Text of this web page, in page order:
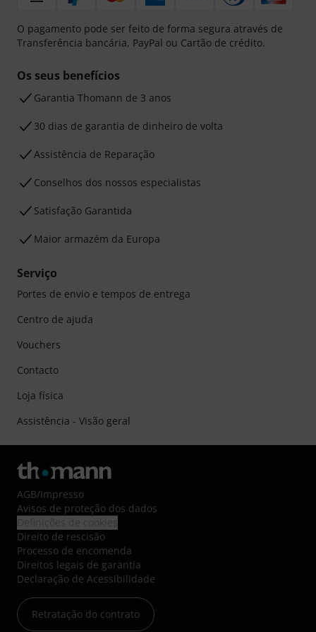
O pagamento pode ser feito de forma segura através de
Transferência bancária, PayPal ou Cartão de crédito.
Os seus benefícios
Garantia Thomann de 3 anos
30 dias de garantia de dinheiro de volta
Assistência de Reparação
Conselhos dos nossos especialistas
Satisfação Garantida
Maior armazém da Europa
Serviço
Portes de envio e tempos de entrega
Centro de ajuda
Vouchers
Contacto
Loja física
Assistência - Visão geral
AGB/Impresso
Avisos de proteção dos dados
Direito de rescisão
Processo de encomenda
Direitos legais de garantia
Declaração de Acessibilidade
Retratação do contrato